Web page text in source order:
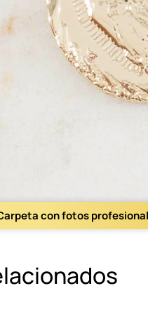
con fotos